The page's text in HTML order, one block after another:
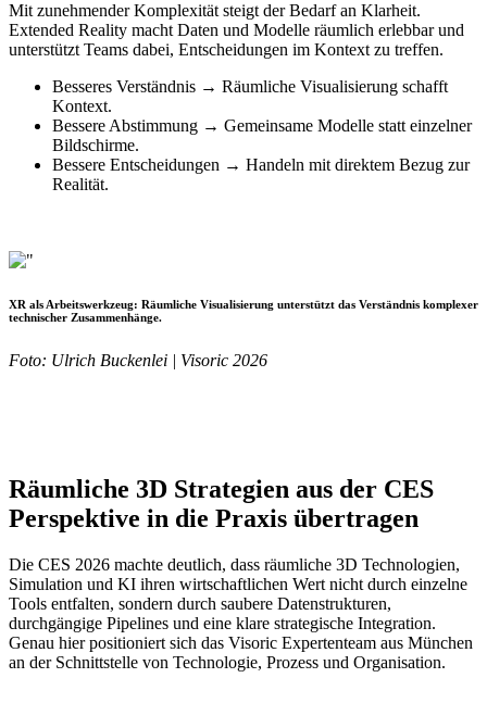
Mit zunehmender Komplexität steigt der Bedarf an Klarheit.
Extended Reality macht Daten und Modelle räumlich erlebbar und
unterstützt Teams dabei, Entscheidungen im Kontext zu treffen.
Besseres Verständnis → Räumliche Visualisierung schafft
Kontext.
Bessere Abstimmung → Gemeinsame Modelle statt einzelner
Bildschirme.
Bessere Entscheidungen → Handeln mit direktem Bezug zur
Realität.
XR als Arbeitswerkzeug: Räumliche Visualisierung unterstützt das Verständnis komplexer
technischer Zusammenhänge.
Foto: Ulrich Buckenlei | Visoric 2026
Räumliche 3D Strategien aus der CES
Perspektive in die Praxis übertragen
Die CES 2026 machte deutlich, dass räumliche 3D Technologien,
Simulation und KI ihren wirtschaftlichen Wert nicht durch einzelne
Tools entfalten, sondern durch saubere Datenstrukturen,
durchgängige Pipelines und eine klare strategische Integration.
Genau hier positioniert sich das Visoric Expertenteam aus München
an der Schnittstelle von Technologie, Prozess und Organisation.